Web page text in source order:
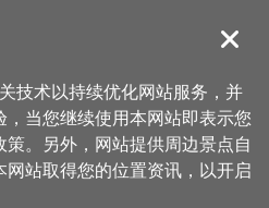
導覽
栈
住宿
关闭
技术以持续优化网站服务，并
当您继续使用本网站即表示您
。另外，网站提供周边景点自
站取得您的位置资讯，以开启